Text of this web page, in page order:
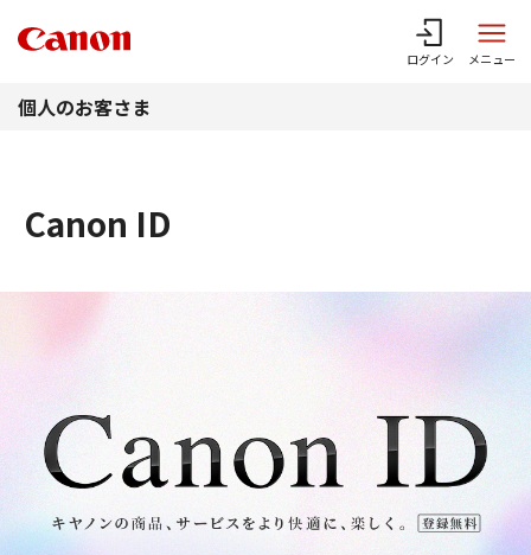
ログイン メニュー
個人のお客さま
Canon ID